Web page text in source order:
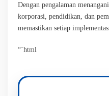
Dengan pengalaman
korporasi, pendidikan, dan
memastikan setiap
“`html